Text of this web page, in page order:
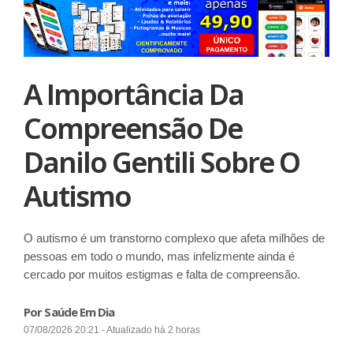
A Importância Da
Compreensão De
Danilo Gentili Sobre O
Autismo
O autismo é um transtorno complexo que afeta milhões de
pessoas em todo o mundo, mas infelizmente ainda é
cercado por muitos estigmas e falta de compreensão.
Por Saúde Em Dia
07/08/2026 20:21 - Atualizado há 2 horas